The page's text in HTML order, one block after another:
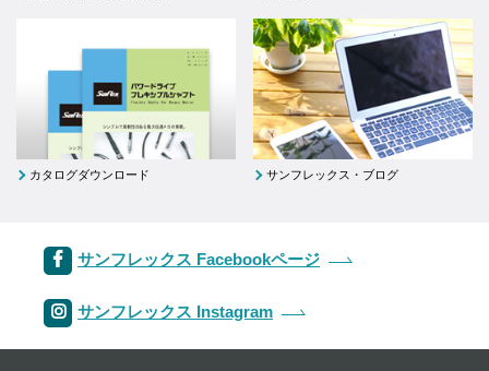
カタログダウンロード サンフレックス・ブログ
サンフレックス Facebookページ
サンフレックス Instagram